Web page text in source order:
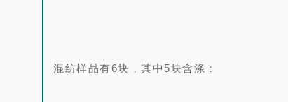
混纺样品有6块，其中5块含涤：